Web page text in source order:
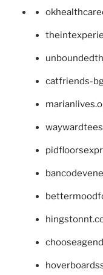
catfriends-